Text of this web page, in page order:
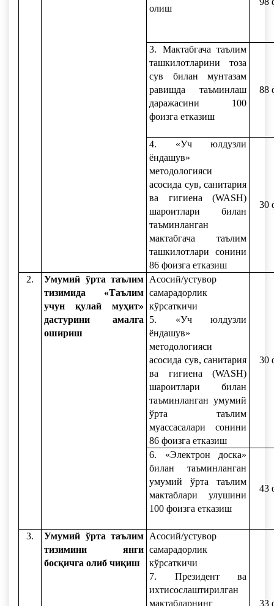
олиш
3. Мактабгача таълим
ташкилотларини тоза
сув билан мунтазам
равишда таъминлаш
даражасини 100
фоизга етказиш
88
4. «Уч юлдузли
ёндашув»
методологияси
асосида сув, санитария
ва гигиена (WASН)
шароитлари билан
таъминланган
мактабгача таълим
ташкилотлари сонини
86 фоизга етказиш
30
2.
Умумий ўрта таълим
тизимида «Таълим
учун қулай муҳит»
дастурини амалга
ошириш
Асосий/устувор
самарадорлик
кўрсаткичи
5. «Уч юлдузли
ёндашув»
методологияси
асосида сув, санитария
ва гигиена (WASН)
шароитлари билан
таъминланган умумий
ўрта таълим
муассасалари сонини
86 фоизга етказиш
30
6. «Электрон доска»
билан таъминланган
умумий ўрта таълим
мактаблари улушини
100 фоизга етказиш
43
3.
Умумий ўрта таълим
тизимини янги
босқичга олиб чиқиш
Асосий/устувор
самарадорлик
кўрсаткичи
7. Президент ва
ихтисослаштирилган
мактабларнинг
33